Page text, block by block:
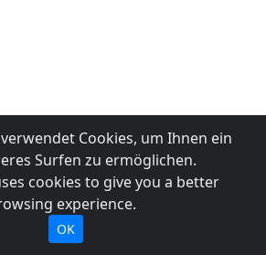
Cookies, um Ihnen ein
Surfen zu ermöglichen.
cookies to give you a better
experience.
OK